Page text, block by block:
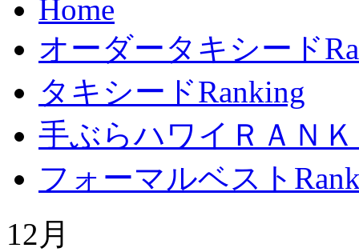
Home
オーダータキシード
タキシードRanking
手ぶらハワイＲＡＮ
フォーマルベスト
12月